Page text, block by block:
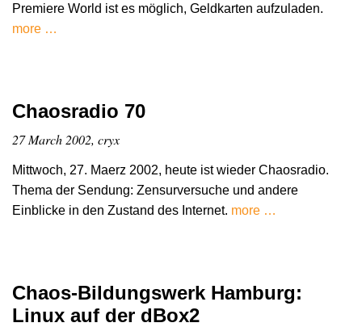
Premiere World ist es möglich, Geldkarten aufzuladen.
more …
Chaosradio 70
27 March 2002, cryx
Mittwoch, 27. Maerz 2002, heute ist wieder Chaosradio.
Thema der Sendung: Zensurversuche und andere
Einblicke in den Zustand des Internet. more …
Chaos-Bildungswerk Hamburg:
Linux auf der dBox2